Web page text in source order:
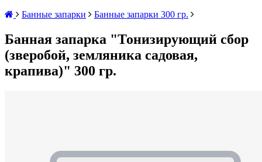
Банные запарки
Банные запарки 300 гр.
Банная запарка "Тонизирующий сбор
(зверобой, земляника садовая,
крапива)" 300 гр.